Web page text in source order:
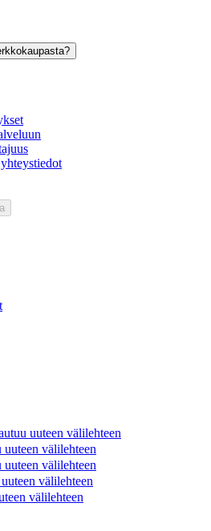
uuteen välilehteen
uuteen välilehteen
uuteen välilehteen
välilehteen
välilehteen